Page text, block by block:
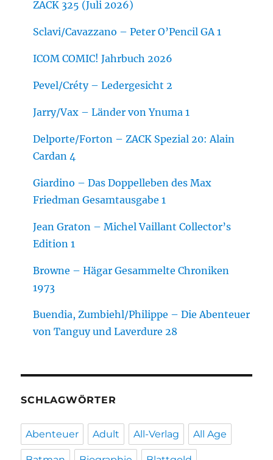
ZACK 325 (Juli 2026)
Sclavi/Cavazzano – Peter O’Pencil GA 1
ICOM COMIC! Jahrbuch 2026
Pevel/Créty – Ledergesicht 2
Jarry/Vax – Länder von Ynuma 1
Delporte/Forton – ZACK Spezial 20: Alain
Cardan 4
Giardino – Das Doppelleben des Max
Friedman Gesamtausgabe 1
Jean Graton – Michel Vaillant Collector’s
Edition 1
Browne – Hägar Gesammelte Chroniken
1973
Buendia, Zumbiehl/Philippe – Die Abenteuer
von Tanguy und Laverdure 28
SCHLAGWÖRTER
Abenteuer Adult All-Verlag All Age